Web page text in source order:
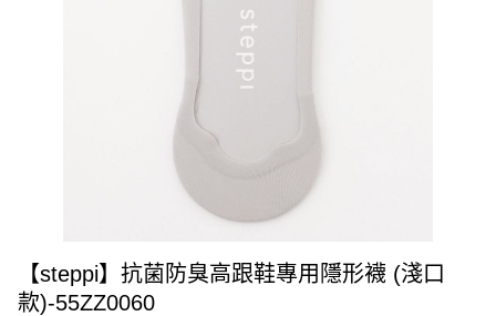
【steppi】抗菌防臭高跟鞋專用隱形襪 (淺口
款)-55ZZ0060